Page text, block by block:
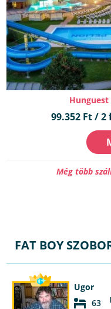
99.352 Ft /
Még több
FAT BOY
Ugor
63